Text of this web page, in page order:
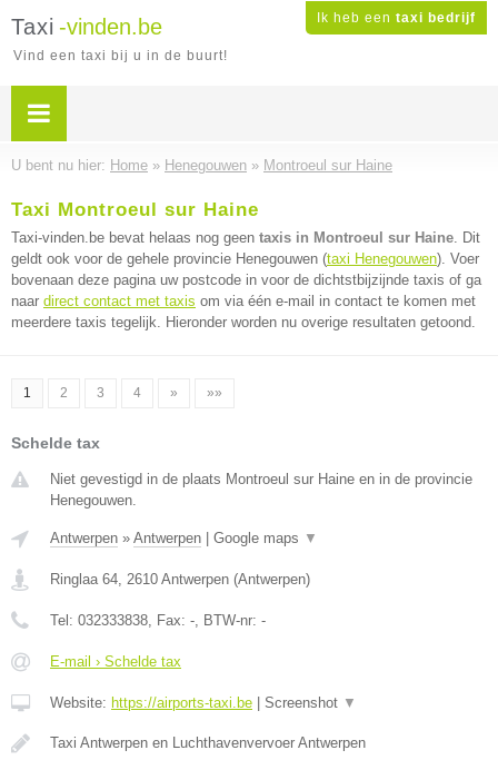
Ik heb een taxi bedrijf
Taxi -vinden.be
Vind een taxi bij u in de buurt!
U bent nu hier: Home » Henegouwen » Montroeul sur Haine
Taxi Montroeul sur Haine
Taxi-vinden.be bevat helaas nog geen taxis in Montroeul sur Haine. Dit
geldt ook voor de gehele provincie Henegouwen (taxi Henegouwen). Voer
bovenaan deze pagina uw postcode in voor de dichtstbijzijnde taxis of ga
naar direct contact met taxis om via één e-mail in contact te komen met
meerdere taxis tegelijk. Hieronder worden nu overige resultaten getoond.
1 2 3 4 » »»
Schelde tax
Niet gevestigd in de plaats Montroeul sur Haine en in de provincie
Henegouwen.
Antwerpen » Antwerpen Google maps ▼
Ringlaa 64, 2610 Antwerpen (Antwerpen)
Tel: 032333838, Fax: -, BTW-nr: -
E-mail › Schelde tax
Website: https://airports-taxi.be Screenshot ▼
Taxi Antwerpen en Luchthavenvervoer Antwerpen